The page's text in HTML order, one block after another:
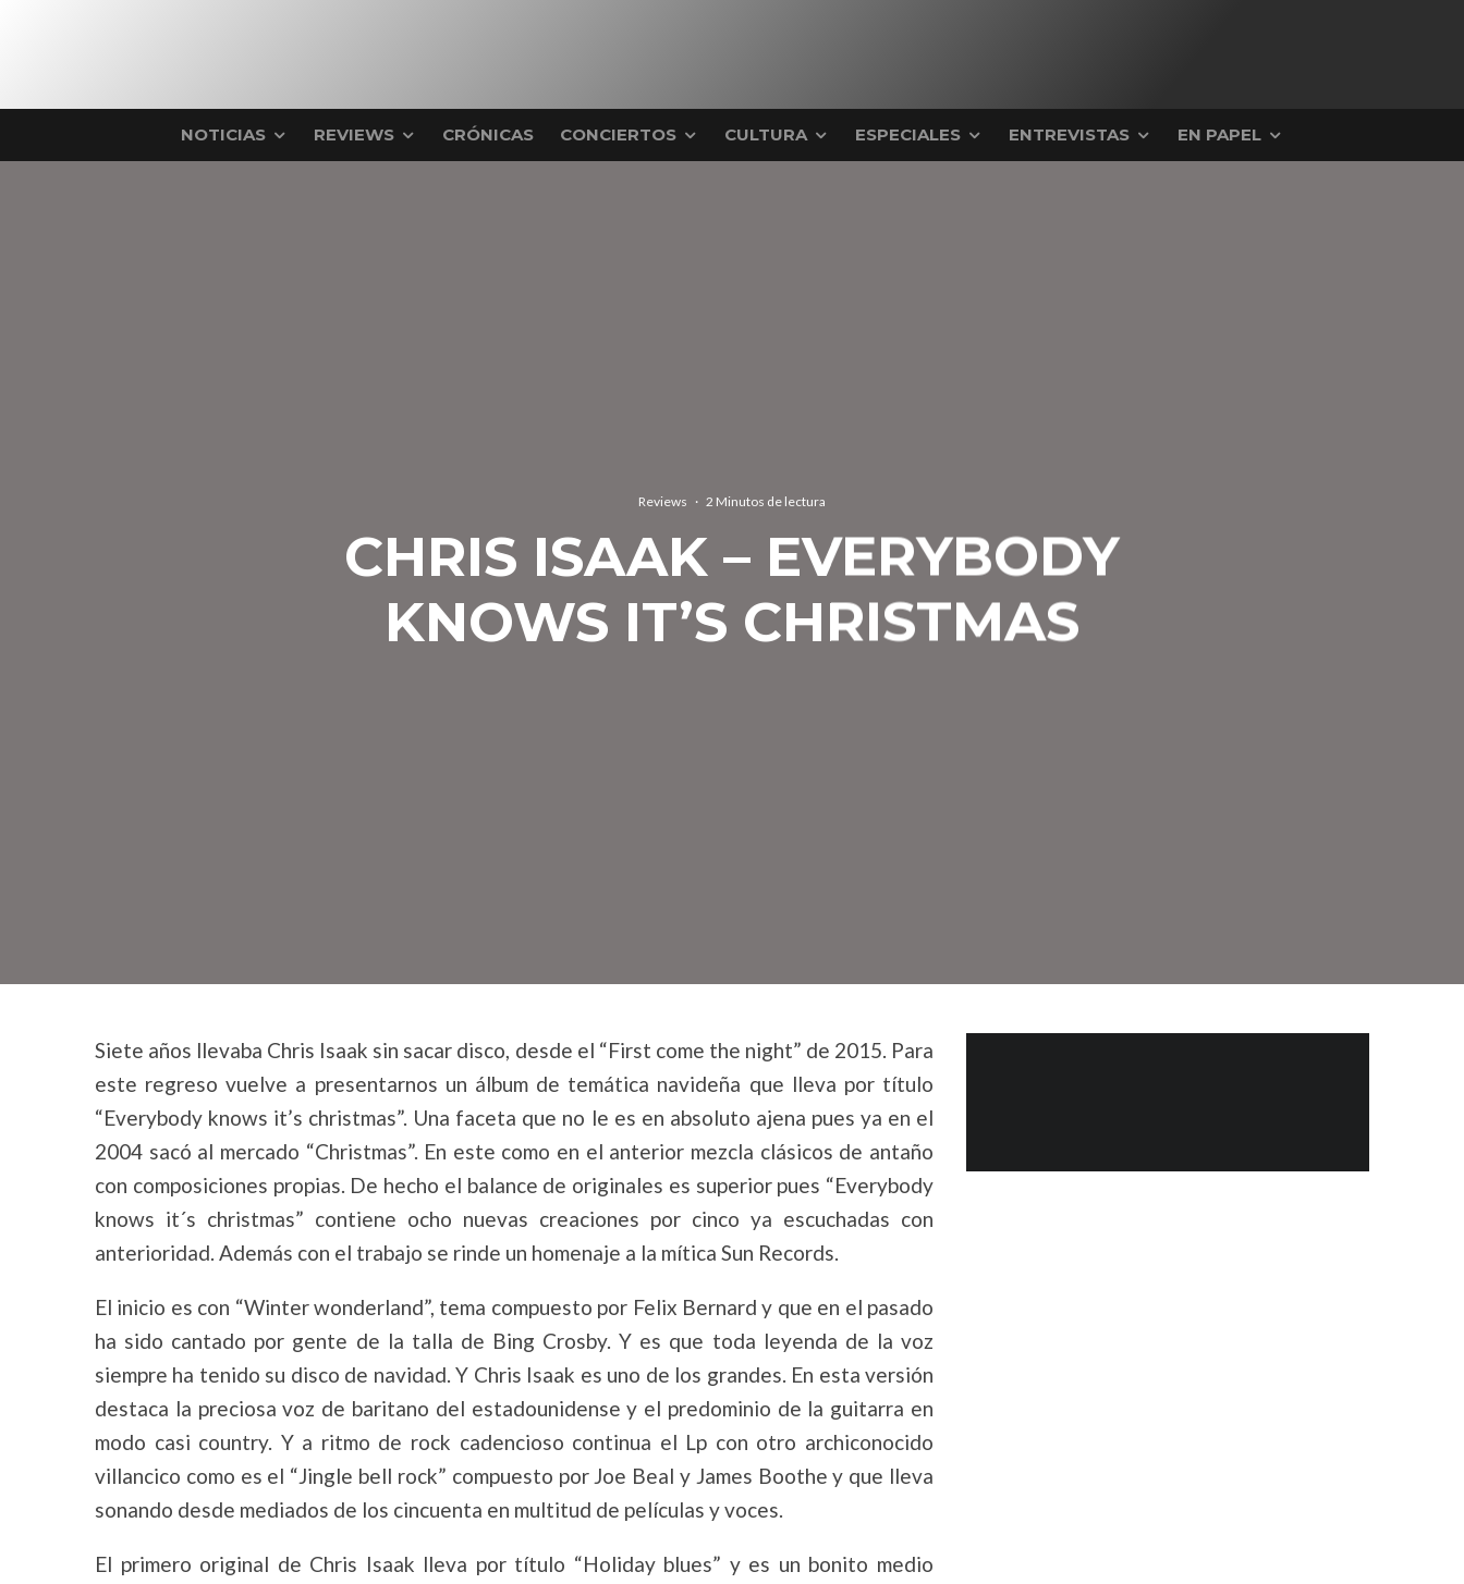
NOTICIAS REVIEWS CRÓNICAS CONCIERTOS CULTURA ESPECIALES ENTREVISTAS EN PAPEL
Reviews · 2 Minutos de lectura
CHRIS ISAAK – EVERYBODY
KNOWS IT’S CHRISTMAS
Siete años llevaba Chris Isaak sin sacar disco, desde el “First come the night” de 2015. Para
este regreso vuelve a presentarnos un álbum de temática navideña que lleva por título
“Everybody knows it’s christmas”. Una faceta que no le es en absoluto ajena pues ya en el
2004 sacó al mercado “Christmas”. En este como en el anterior mezcla clásicos de antaño
con composiciones propias. De hecho el balance de originales es superior pues “Everybody
knows it´s christmas” contiene ocho nuevas creaciones por cinco ya escuchadas con
anterioridad. Además con el trabajo se rinde un homenaje a la mítica Sun Records.
El inicio es con “Winter wonderland”, tema compuesto por Felix Bernard y que en el pasado
ha sido cantado por gente de la talla de Bing Crosby. Y es que toda leyenda de la voz
siempre ha tenido su disco de navidad. Y Chris Isaak es uno de los grandes. En esta versión
destaca la preciosa voz de baritano del estadounidense y el predominio de la guitarra en
modo casi country. Y a ritmo de rock cadencioso continua el Lp con otro archiconocido
villancico como es el “Jingle bell rock” compuesto por Joe Beal y James Boothe y que lleva
sonando desde mediados de los cincuenta en multitud de películas y voces.
El primero original de Chris Isaak lleva por título “Holiday blues” y es un bonito medio